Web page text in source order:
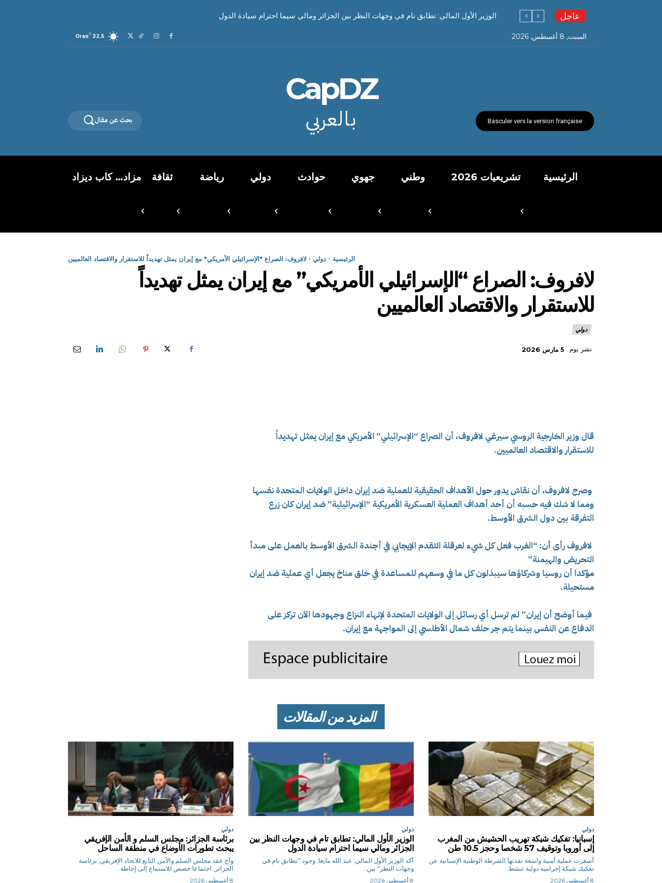
عاجل الوزير الأول المالي: تطابق تام في وجهات النظر بين الجزائر ومالي سيما احترام سيادة الدول
السبت, 8 أغسطس, 2026 32.5
C
Oran
Basculer vers la version française
CapDZ
بالعربي بحث عن مقال
الرئيسية تشريعيات 2026 وطني جهوي حوادث دولي رياضة ثقافة مزاد… كاب ديزاد
الرئيسية دولي لافروف: الصراع "الإسرائيلي الأمريكي" مع إيران يمثل تهديداً للاستقرار والاقتصاد العالميين
لافروف: الصراع “الإسرائيلي الأمريكي” مع إيران يمثل تهديداً
للاستقرار والاقتصاد العالميين
دولي
نشر يوم 5 مارس 2026
قال وزير الخارجية الروسي سيرغي لافروف، أن الصراع “الإسرائيلي” الأمريكي مع إيران يمثل تهديداً
للاستقرار والاقتصاد العالميين.
وصرح لافروف، أن نقاش يدور حول الأهداف الحقيقية للعملية ضد إيران داخل الولايات المتحدة نفسها
ومما لا شك فيه حسبه أن أحد أهداف العملية العسكرية الأمريكية “الإسرائيلية” ضد إيران كان زرع
التفرقة بين دول الشرق الأوسط.
لافروف رأى أن: “الغرب فعل كل شيء لعرقلة التقدم الإيجابي في أجندة الشرق الأوسط بالعمل على مبدأ
التحريض والهيمنة”
مؤكدا أن روسيا وشركاؤها سيبذلون كل ما في وسعهم للمساعدة في خلق مناخ يجعل أي عملية ضد إيران
مستحيلة.
فيما أوضح أن إيران” لم ترسل أي رسائل إلى الولايات المتحدة لإنهاء النزاع وجهودها الآن تركز على
الدفاع عن النفس بينما يتم جر حلف شمال الأطلسي إلى المواجهة مع إيران.
المزيد من المقالات
دولي
إسبانيا: تفكيك شبكة تهريب الحشيش من المغرب
إلى أوروبا وتوقيف 57 شخصا وحجز 10.5 طن
أسفرت عملية أمنية واسعة نفذتها الشرطة الوطنية الإسبانية عن
تفكيك شبكة إجرامية دولية تنشط...
8 أغسطس 2026
دولي
الوزير الأول المالي: تطابق تام في وجهات النظر بين
الجزائر ومالي سيما احترام سيادة الدول
أكد الوزير الأول المالي, عبد الله مايغا, وجود "تطابق تام في
وجهات النظر" بين...
8 أغسطس 2026
دولي
برئاسة الجزائر: مجلس السلم و الأمن الإفريقي
يبحث تطورات الأوضاع في منطقة الساحل
وأج عقد مجلس السلم والأمن التابع للاتحاد الإفريقي, برئاسة
الجزائر, اجتماعا خصص للاستماع إلى إحاطة...
8 أغسطس 2026